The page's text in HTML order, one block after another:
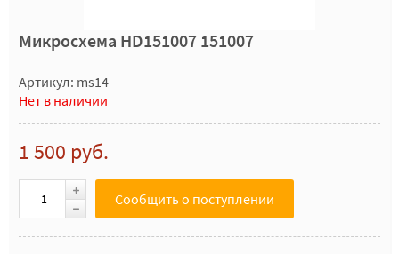
Микросхема HD151007 151007
Артикул: ms14
Нет в наличии
1 500 руб.
Сообщить о поступлении